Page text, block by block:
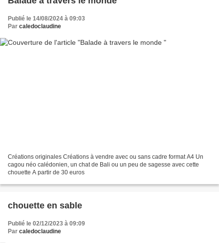
Publié le 14/08/2024 à 09:03
Par caledoclaudine
Créations originales Créations à vendre avec ou sans cadre format A4 Un
cagou néo calédonien, un chat de Bali ou un peu de sagesse avec cette
chouette A partir de 30 euros
chouette en sable
Publié le 02/12/2023 à 09:09
Par caledoclaudine